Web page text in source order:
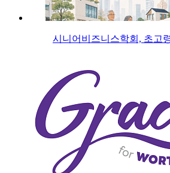
시니어비즈니스학회, 초고